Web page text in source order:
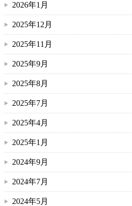
2026年1月
2025年12月
2025年11月
2025年9月
2025年8月
2025年7月
2025年4月
2025年1月
2024年9月
2024年7月
2024年5月